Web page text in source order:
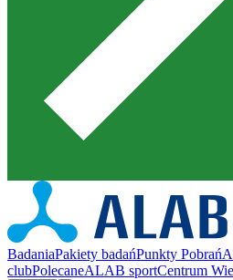
BadaniaPakiety badańPunkty Pobrań
clubPolecaneALAB sportCentrum